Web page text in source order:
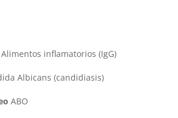
inflamatorios (IgG)
Albicans (candidiasis)
ABO